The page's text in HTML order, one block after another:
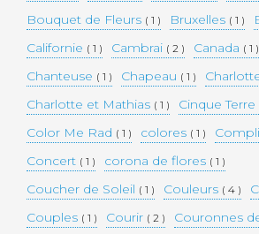
Bouquet de Fleurs ( 1 ) Bruxelles ( 1 )
Californie ( 1 ) Cambrai ( 2 ) Canada ( 1 )
Chanteuse ( 1 ) Chapeau ( 1 )
Charlotte et Mathias ( 1 ) Cinque Terre
Color Me Rad ( 1 ) colores ( 1 )
Concert ( 1 ) corona de flores ( 1 )
Coucher de Soleil ( 1 ) Couleurs ( 4 )
Couples ( 1 ) Courir ( 2 ) Couronnes